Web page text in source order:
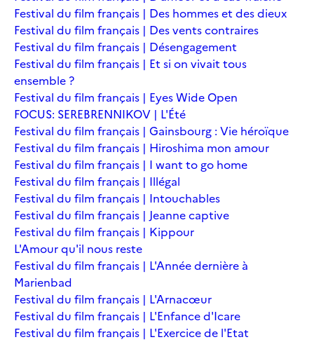
Festival du film français | Des hommes et des dieux
Festival du film français | Des vents contraires
Festival du film français | Désengagement
Festival du film français | Et si on vivait tous
ensemble ?
Festival du film français | Eyes Wide Open
FOCUS: SEREBRENNIKOV | L'Été
Festival du film français | Gainsbourg : Vie héroïque
Festival du film français | Hiroshima mon amour
Festival du film français | I want to go home
Festival du film français | Illégal
Festival du film français | Intouchables
Festival du film français | Jeanne captive
Festival du film français | Kippour
L'Amour qu'il nous reste
Festival du film français | L'Année dernière à
Marienbad
Festival du film français | L'Arnacœur
Festival du film français | L'Enfance d'Icare
Festival du film français | L'Exercice de l'Etat